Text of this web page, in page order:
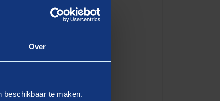
Over
beschikbaar te maken.